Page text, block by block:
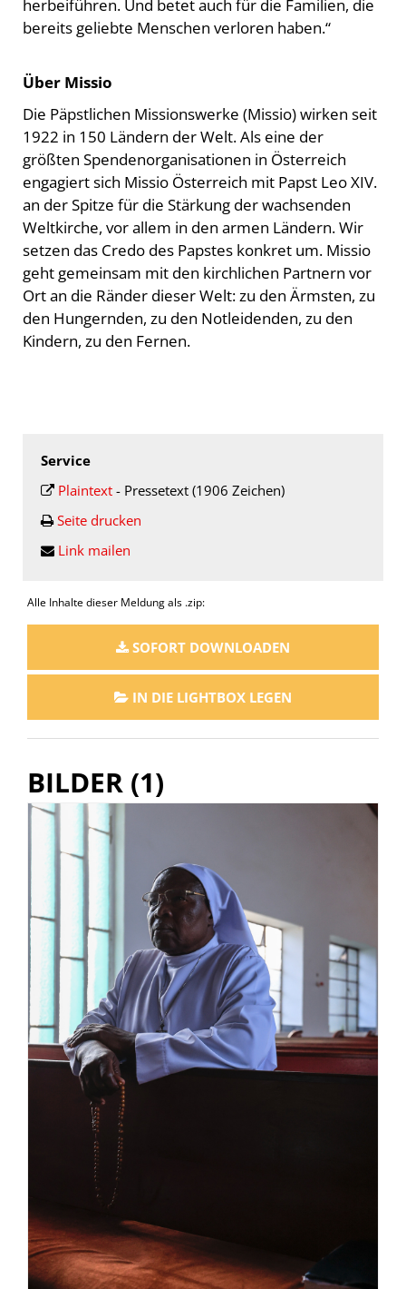
herbeiführen. Und betet auch für die Familien, die
bereits geliebte Menschen verloren haben.“
Über Missio
Die Päpstlichen Missionswerke (Missio) wirken seit
1922 in 150 Ländern der Welt. Als eine der
größten Spendenorganisationen in Österreich
engagiert sich Missio Österreich mit Papst Leo XIV.
an der Spitze für die Stärkung der wachsenden
Weltkirche, vor allem in den armen Ländern. Wir
setzen das Credo des Papstes konkret um. Missio
geht gemeinsam mit den kirchlichen Partnern vor
Ort an die Ränder dieser Welt: zu den Ärmsten, zu
den Hungernden, zu den Notleidenden, zu den
Kindern, zu den Fernen.
Service
Plaintext - Pressetext (1906 Zeichen)
Seite drucken
Link mailen
Alle Inhalte dieser Meldung als .zip:
SOFORT DOWNLOADEN
IN DIE LIGHTBOX LEGEN
BILDER (1)